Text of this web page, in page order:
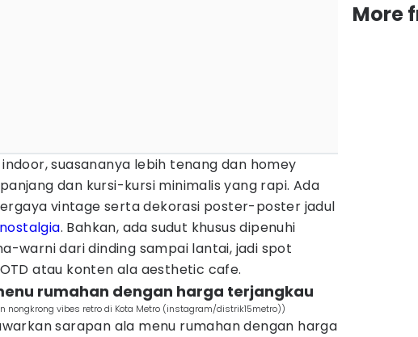
suasananya lebih tenang dan homey
dan kursi-kursi minimalis yang rapi. Ada
vintage serta dekorasi poster-poster jadul
nostalgia. Bahkan, ada sudut khusus dipenuhi
warni dari dinding sampai lantai, jadi spot
atau konten ala aesthetic cafe.
rumahan dengan harga terjangkau
nongkrong vibes retro di Kota Metro (instagram/distrik15metro))
sarapan ala menu rumahan dengan harga
More